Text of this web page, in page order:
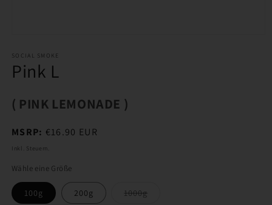
in
Modal
öffnen
SOCIAL SMOKE
Pink L
( PINK LEMONADE )
Normaler
Preis
MSRP: €16.90 EUR
Inkl. Steuern.
Wähle eine Größe
100g 200g 1000gVariante